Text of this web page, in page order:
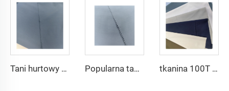
Tani hurtowy mikrofibrowy materiał arabski na thobe dla mężczyzn z poliestru Toyobo koszula arabska Popularna tania tkanina arabska na thobe dla koszuli i spodni z poliestru Toyobo mikrofibrowa tkanina 100T Woven Plain mikrofibrowa Tkanina Poliestrowa Toyobo Tkanina Arabska Thobe